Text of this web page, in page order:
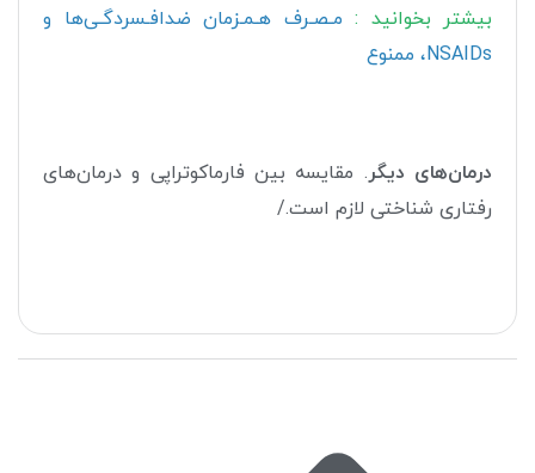
بیشتر بخوانید : مـصـرف هـمـزمان ضدافـسردگـی‌ها و
NSAIDs، ممنوع
درمان‌های دیگر. مقایسه بین فارماکوتراپی و درمان‌های
رفتاری شناختی لازم است./